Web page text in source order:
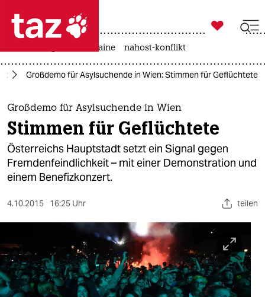
 taz zahl ich
taz zahl ich
themen
politik
öko
sport
berlin
nord

taz zahl ich
krieg in der ukraine nahost-konflikt
Großdemo für Asylsuchende in Wien: Stimmen für Geflüchtete
Großdemo für Asylsuchende in Wien
Stimmen für Geflüchtete
Österreichs Hauptstadt setzt ein Signal gegen
Fremdenfeindlichkeit – mit einer Demonstration und
einem Benefizkonzert.
4.10.2015 16:25 Uhr teilen